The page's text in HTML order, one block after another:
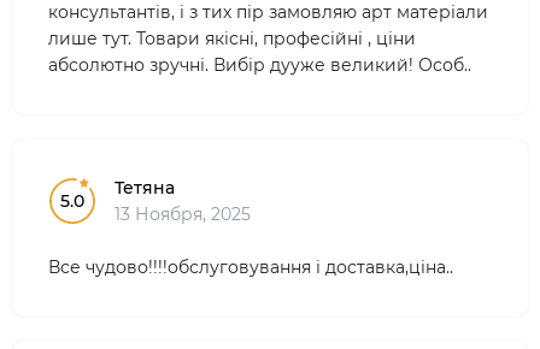
консультантів, і з тих пір замовляю арт матеріали
лише тут. Товари якісні, професійні , ціни
абсолютно зручні. Вибір дууже великий! Особ..
5.0
Тетяна
13 Ноября, 2025
Все чудово!!!!обслуговування і доставка,ціна..